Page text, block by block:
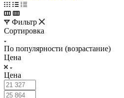
Фильтр
Сортировка
По популярности (возрастание)
Цена
Цена